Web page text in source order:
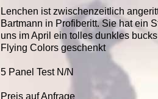
Lenchen ist zwischenzeitlich
Bartmann in Profiberitt. Sie hat ein
uns im April ein tolles dunkles
Flying Colors geschenkt
5 Panel Test N/N
Preis auf Anfrage